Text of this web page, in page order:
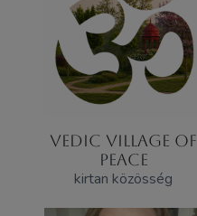
VEDIC VILLAGE OF
PEACE
kirtan közösség